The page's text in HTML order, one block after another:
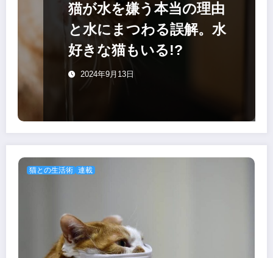
猫が水を嫌う本当の理由
と水にまつわる誤解。水
好きな猫もいる!?
2024年9月13日
猫との生活術 連載